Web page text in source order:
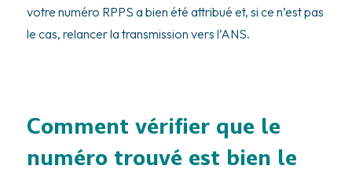
votre numéro RPPS a bien été attribué et, si ce n’est pas
le cas, relancer la transmission vers l’ANS.
Comment vérifier que le
numéro trouvé est bien le